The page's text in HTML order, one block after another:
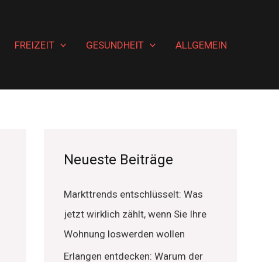
FREIZEIT GESUNDHEIT ALLGEMEIN
Neueste Beiträge
Markttrends entschlüsselt: Was
jetzt wirklich zählt, wenn Sie Ihre
Wohnung loswerden wollen
Erlangen entdecken: Warum der